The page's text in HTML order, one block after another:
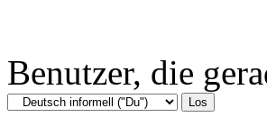
Benutzer, die